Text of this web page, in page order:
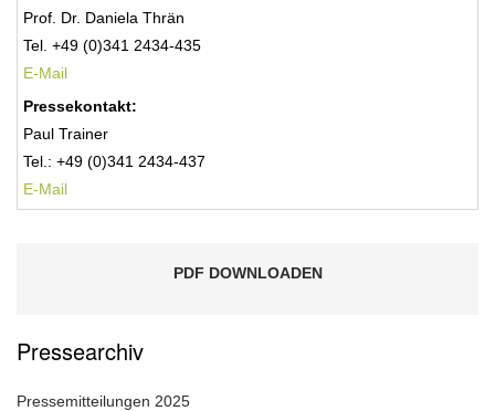
Prof. Dr. Daniela Thrän
Tel. +49 (0)341 2434-435
E-Mail
Pressekontakt:
Paul Trainer
Tel.: +49 (0)341 2434-437
E-Mail
PDF DOWNLOADEN
Pressearchiv
Pressemitteilungen 2025